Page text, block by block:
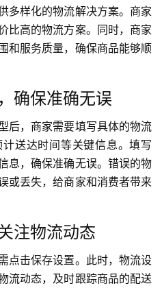
多样化的物流解决方案。商家
比高的物流方案。同时，商家
和服务质量，确保商品能够顺
确保准确无误
后，商家需要填写具体的物流
送达时间等关键信息。填写
息，确保准确无误。错误的物
或丢失，给商家和消费者带来
注物流动态
点击保存设置。此时，物流设
流动态，及时跟踪商品的配送